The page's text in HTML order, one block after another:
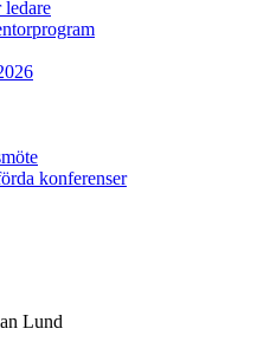
ledare
konferenser
Lund